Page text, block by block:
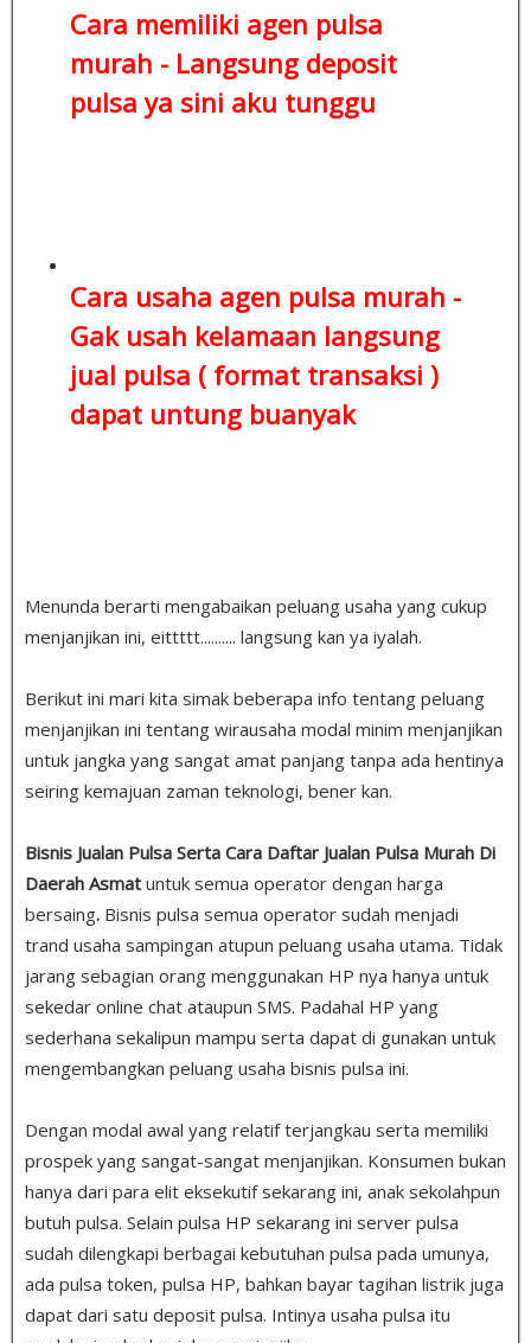
Cara memiliki agen pulsa
murah - Langsung deposit
pulsa ya sini aku tunggu
Cara usaha agen pulsa murah -
Gak usah kelamaan langsung
jual pulsa ( format transaksi )
dapat untung buanyak
Menunda berarti mengabaikan peluang usaha yang cukup
menjanjikan ini, eittttt.......... langsung kan ya iyalah.
Berikut ini mari kita simak beberapa info tentang peluang
menjanjikan ini tentang wirausaha modal minim menjanjikan
untuk jangka yang sangat amat panjang tanpa ada hentinya
seiring kemajuan zaman teknologi, bener kan.
Bisnis Jualan Pulsa Serta Cara Daftar Jualan Pulsa Murah Di
Daerah Asmat untuk semua operator dengan harga
bersaing. Bisnis pulsa semua operator sudah menjadi
trand usaha sampingan atupun peluang usaha utama. Tidak
jarang sebagian orang menggunakan HP nya hanya untuk
sekedar online chat ataupun SMS. Padahal HP yang
sederhana sekalipun mampu serta dapat di gunakan untuk
mengembangkan peluang usaha bisnis pulsa ini.
Dengan modal awal yang relatif terjangkau serta memiliki
prospek yang sangat-sangat menjanjikan. Konsumen bukan
hanya dari para elit eksekutif sekarang ini, anak sekolahpun
butuh pulsa. Selain pulsa HP sekarang ini server pulsa
sudah dilengkapi berbagai kebutuhan pulsa pada umunya,
ada pulsa token, pulsa HP, bahkan bayar tagihan listrik juga
dapat dari satu deposit pulsa. Intinya usaha pulsa itu